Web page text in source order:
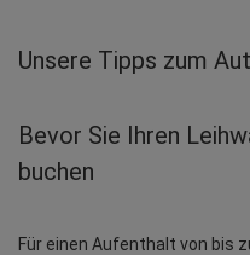
Unsere Tipps zum
Bevor Sie Ihren
buchen
Für einen Aufenthalt von bis